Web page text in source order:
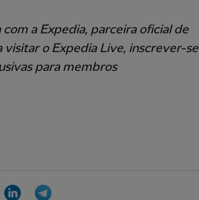
com a Expedia, parceira oficial de
visitar o Expedia Live, inscrever-se
para membros
LinkedIn